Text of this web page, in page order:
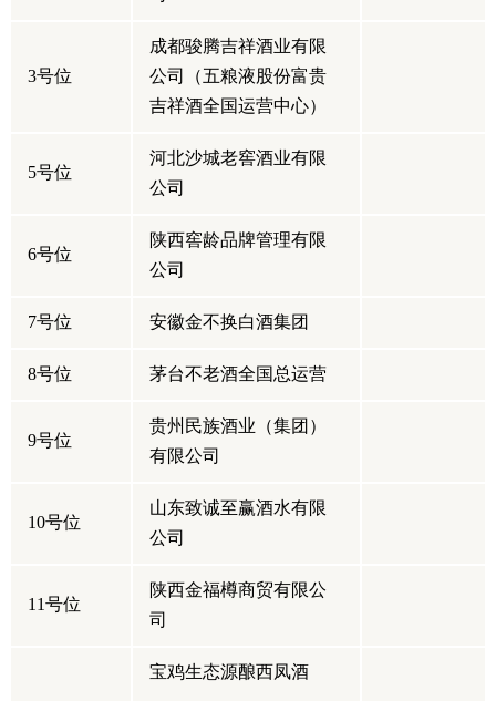
3号位
成都骏腾吉祥酒业有限
公司（五粮液股份富贵
吉祥酒全国运营中心）
5号位
河北沙城老窖酒业有限
公司
6号位
陕西窖龄品牌管理有限
公司
7号位 安徽金不换白酒集团
8号位 茅台不老酒全国总运营
9号位
贵州民族酒业（集团）
有限公司
10号位
山东致诚至赢酒水有限
公司
11号位
陕西金福樽商贸有限公
司
宝鸡生态源酿西凤酒